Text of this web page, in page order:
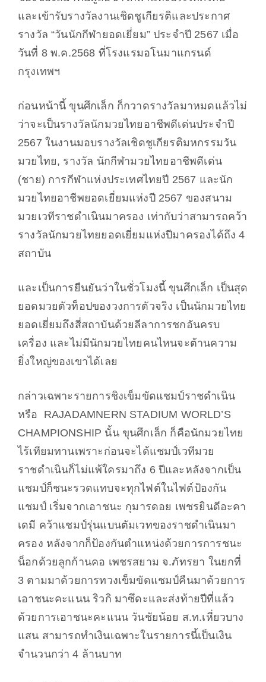
และเข้ารับรางวัลงานเชิดชูเกียรติและประกาศ
รางวัล “วันนักกีฬายอดเยี่ยม” ประจำปี 2567 เมื่อ
วันที่ 8 พ.ค.2568 ที่โรงแรมอโนมาแกรนด์
กรุงเทพฯ
ก่อนหน้านี้ ขุนศึกเล็ก ก็กวาดรางวัลมาหมดแล้วไม่
ว่าจะเป็นรางวัลนักมวยไทยอาชีพดีเด่นประจำปี
2567 ในงานมอบรางวัลเชิดชูเกียรติมหกรรมวัน
มวยไทย, รางวัล นักกีฬามวยไทยอาชีพดีเด่น
(ชาย) การกีฬาแห่งประเทศไทยปี 2567 และนัก
มวยไทยอาชีพยอดเยี่ยมแห่งปี 2567 ของสนาม
มวยเวทีราชดำเนินมาครอง เท่ากับว่าสามารถคว้า
รางวัลนักมวยไทยยอดเยี่ยมแห่งปีมาครองได้ถึง 4
สถาบัน
และเป็นการยืนยันว่าในชั่วโมงนี้ ขุนศึกเล็ก เป็นสุด
ยอดมวยตัวท็อปของวงการตัวจริง เป็นนักมวยไทย
ยอดเยี่ยมถึงสี่สถาบันด้วยลีลาการชกอันครบ
เครื่อง และไม่มีนักมวยไทยคนไหนจะต้านความ
ยิ่งใหญ่ของเขาได้เลย
กล่าวเฉพาะรายการชิงเข็มขัดแชมป์ราชดำเนิน
หรือ RAJADAMNERN STADIUM WORLD’S
CHAMPIONSHIP นั้น ขุนศึกเล็ก ก็คือนักมวยไทย
ไร้เทียมทานเพราะก่อนจะได้แชมป์เวทีมวย
ราชดำเนินก็ไม่แพ้ใครมาถึง 6 ปีและหลังจากเป็น
แชมป์ก็ชนะรวดแทบจะทุกไฟต์ในไฟต์ป้องกัน
แชมป์ เริ่มจากเอาชนะ กุมารดอย เพชรยินดีอะคา
เดมี คว้าแชมป์รุ่นแบนตัมเวทของราชดำเนินมา
ครอง หลังจากก็ป้องกันตำแหน่งด้วยการการชนะ
น็อกด้วยลูกก้านคอ เพชรสยาม จ.ภัทรยา ในยกที่
3 ตามมาด้วยการทวงเข็มขัดแชมป์คืนมาด้วยการ
เอาชนะคะแนน ริวกิ มาซึดะและส่งท้ายปีที่แล้ว
ด้วยการเอาชนะคะแนน วันชัยน้อย ส.ท.เหี่ยวบาง
แสน สามารถทำเงินเฉพาะในรายการนี้เป็นเงิน
จำนวนกว่า 4 ล้านบาท